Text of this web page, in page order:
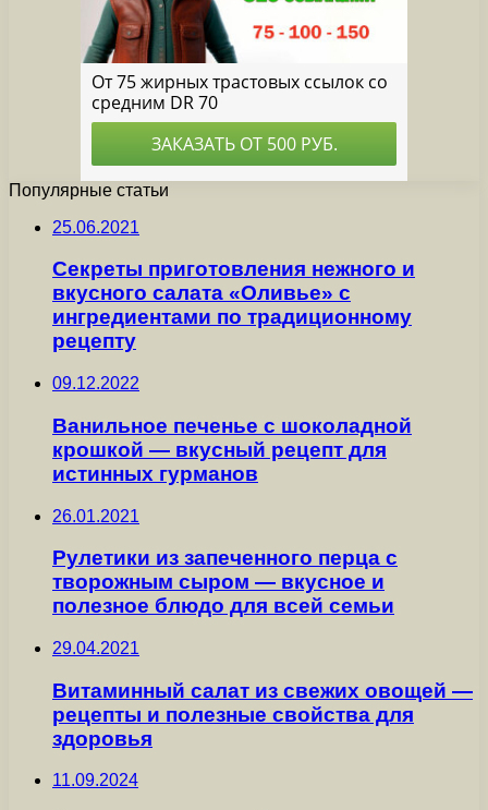
Популярные статьи
25.06.2021
Секреты приготовления нежного и
вкусного салата «Оливье» с
ингредиентами по традиционному
рецепту
09.12.2022
Ванильное печенье с шоколадной
крошкой — вкусный рецепт для
истинных гурманов
26.01.2021
Рулетики из запеченного перца с
творожным сыром — вкусное и
полезное блюдо для всей семьи
29.04.2021
Витаминный салат из свежих овощей —
рецепты и полезные свойства для
здоровья
11.09.2024